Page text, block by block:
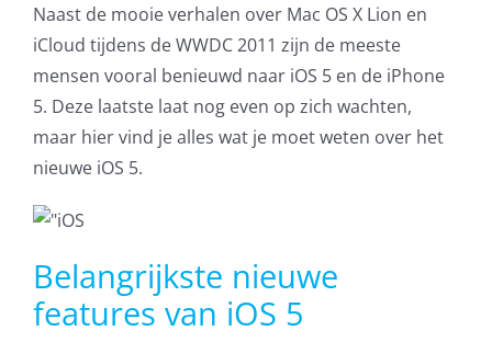
Cloud Computing
VOIP
Microsoft NCE
AVG
Office365
Naast de mooie verhalen over Mac OS X Lion en
iCloud tijdens deWWDC 2011 zijn de meeste
mensen vooral benieuwd naar iOS 5 en de iPhone
5. Deze laatste laat nog even op zich wachten,
maar hier vind je alles wat je moet weten over het
nieuwe iOS 5.
Belangrijkste nieuwe
features van iOS 5